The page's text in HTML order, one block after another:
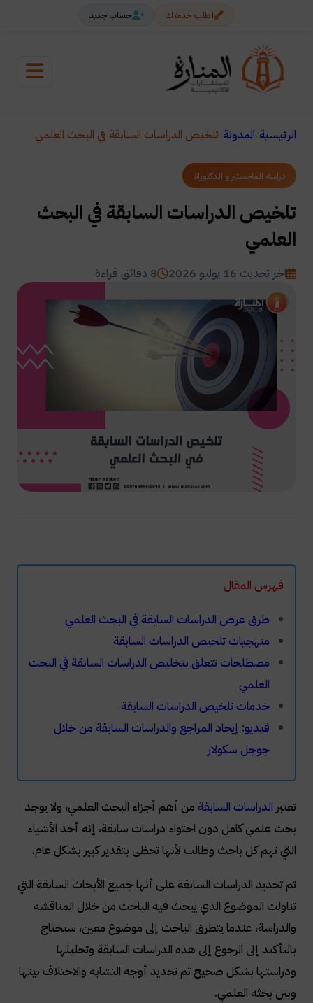
اطلب خدمتك حساب جديد
الرئيسية المدونة تلخيص الدراسات السابقة في البحث العلمي
دراسة الماجستير و الدكتوراة
تلخيص الدراسات السابقة في البحث
العلمي
اخر تحديث 16 يوليو 2026 8 دقائق قراءة
فهرس المقال
طرق عرض الدراسات السابقة في البحث العلمي
منهجيات تلخيص الدراسات السابقة
مصطلحات تتعلق بتخليص الدراسات السابقة في البحث
العلمي
خدمات تلخيص الدراسات السابقة
فيديو: إيجاد المراجع والدراسات السابقة من خلال
جوجل سكولار
تعتبر الدراسات السابقة من أهم أجزاء البحث العلمي، ولا يوجد
بحث علمي كامل دون احتواء دراسات سابقة، إنه أحد الأشياء
التي تهم كل باحث وطالب لأنها تحظى بتقدير كبير بشكل عام.
تم تحديد الدراسات السابقة على أنها جميع الأبحاث السابقة التي
تناولت الموضوع الذي يبحث فيه الباحث من خلال المناقشة
والدراسة، عندما يتطرق الباحث إلى موضوع معين، سيحتاج
بالتأكيد إلى الرجوع إلى هذه الدراسات السابقة وتحليلها
ودراستها بشكل صحيح ثم تحديد أوجه التشابه والاختلاف بينها
وبين بحثه العلمي.